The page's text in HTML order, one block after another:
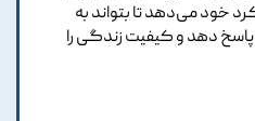
خود می‌دهد تا بتواند به
پاسخ دهد و کیفیت زندگی را